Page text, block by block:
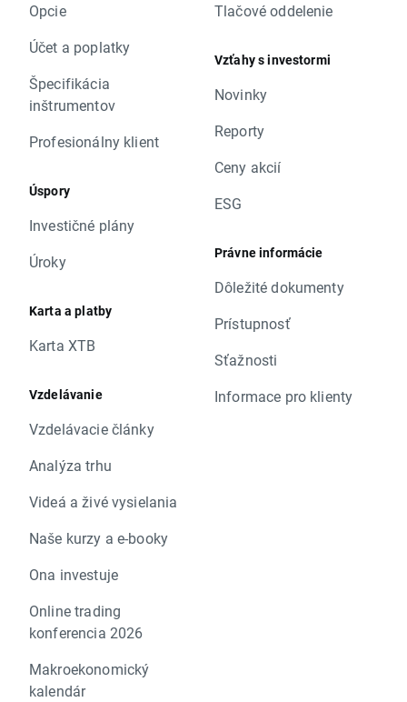
Opcie
Účet a poplatky
Špecifikácia
inštrumentov
Profesionálny klient
Úspory
Investičné plány
Úroky
Karta a platby
Karta XTB
Vzdelávanie
Vzdelávacie články
Analýza trhu
Videá a živé vysielania
Naše kurzy a e-booky
Ona investuje
Online trading
konferencia 2026
Makroekonomický
kalendár
Tlačové oddelenie
Vzťahy s investormi
Novinky
Reporty
Ceny akcií
ESG
Právne informácie
Dôležité dokumenty
Prístupnosť
Sťažnosti
Informace pro klienty